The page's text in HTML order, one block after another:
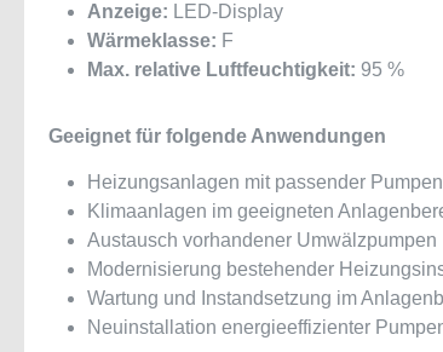
Anzeige: LED-Display
Wärmeklasse: F
Max. relative Luftfeuchtigkeit: 95 %
Geeignet für folgende Anwendungen
Heizungsanlagen mit passender
Klimaanlagen im geeigneten
Austausch vorhandener Umwälzpumpen
Modernisierung bestehender
Wartung und Instandsetzung im
Neuinstallation energieeffizienter